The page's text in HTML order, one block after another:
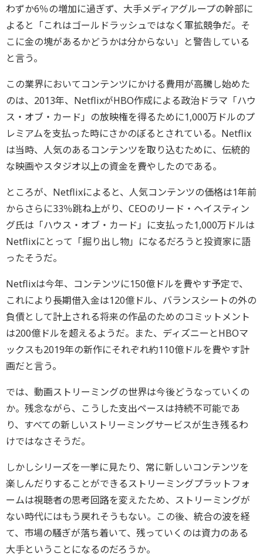
わずか6％の増加に過ぎず、大手メディアグループの幹部に
よると「これはゴールドラッシュではなく軍拡競争だ。そ
こに金の塊があるかどうかは分からない」と警告している
と言う。
この業界においてコンテンツにかける費用が高騰し始めた
のは、2013年、NetflixがHBO作成による政治ドラマ「ハウ
ス・オブ・カード」の放映権を得るために1,000万ドルのプ
レミアムを支払った時にさかのぼるとされている。Netflix
は当時、人気のあるコンテンツを取り込むために、伝統的
な映画やスタジオ以上の資金を費やしたのである。
ところが、Netflixによると、人気コンテンツの価格は1年前
からさらに33％跳ね上がり、CEOのリード・ヘイスティン
グ氏は「ハウス・オブ・カード」に支払った1,000万ドルは
Netflixにとって「掘り出し物」になるだろうと投資家に語
ったそうだ。
Netflixは今年、コンテンツに150億ドルを費やす予定で、
これにより長期借入金は120億ドル、バランスシートの外の
負債として計上される将来の作品のためのコミットメント
は200億ドルを超えるようだ。また、ディズニーとHBOマ
ックスも2019年の新作にそれぞれ約110億ドルを費やす計
画だと言う。
では、動画ストリーミングの世界は今後どうなっていくの
か。残念ながら、こうした支出ペースは持続不可能であ
り、すべての新しいストリーミングサービスが生き残るわ
けではなさそうだ。
しかしシリーズを一挙に見たり、常に新しいコンテンツを
楽しんだりすることができるストリーミングプラットフォ
ームは視聴者の思考回路を変えたため、ストリーミングが
ない時代にはもう戻れそうもない。この後、統合の波を経
て、市場の騒ぎが落ち着いて、残っていくのは資力のある
大手ということになるのだろうか。